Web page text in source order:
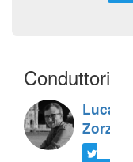
Conduttori
Luca
Zorzi